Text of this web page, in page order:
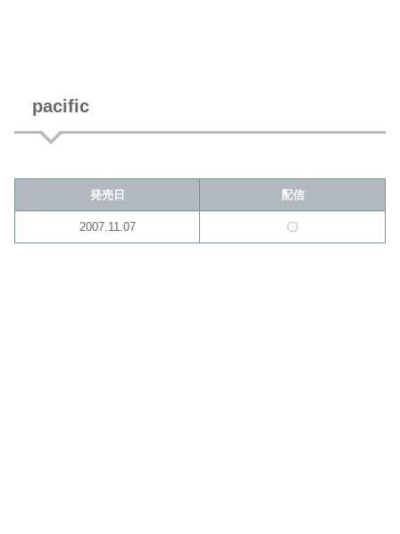
pacific
発売日 配信
2007.11.07 〇